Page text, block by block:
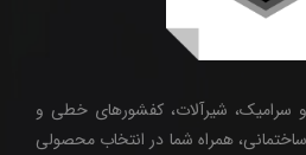
و سرامیک، شیرآلات، کفشورهای خطی و
همراه شما در انتخاب محصولی